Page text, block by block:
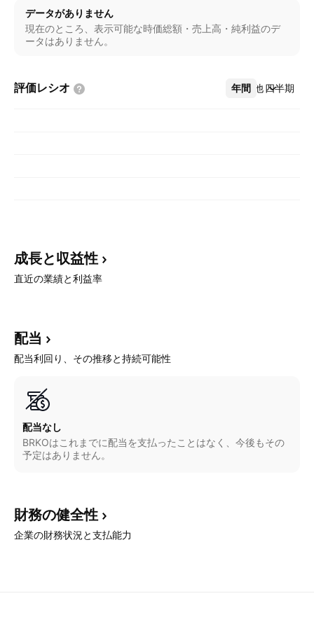
データがありません
現在のところ、表示可能な時価総額・売上高・純利益のデ
ータはありません。
評価レシオ 年間 四半期
その他
成長と収益性
直近の業績と利益率
配当
配当利回り、その推移と持続可能性
配当なし
BRKOはこれまでに配当を支払ったことはなく、今後もその
予定はありません。
財務の健全性
企業の財務状況と支払能力